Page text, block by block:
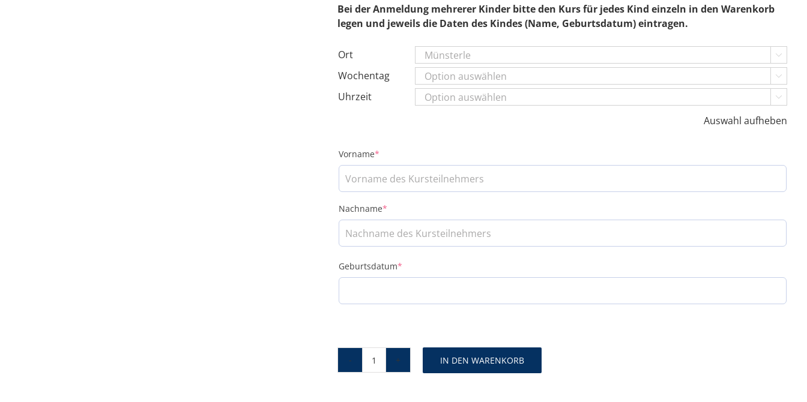
Bei der Anmeldung mehrerer Kinder bitte den Kurs für jedes Kind einzeln in den Warenkorb
legen und jeweils die Daten des Kindes (Name, Geburtsdatum) eintragen.
Ort 
Wochentag 
Uhrzeit 
Auswahl aufheben
Vorname*
Nachname*
Geburtsdatum*
Intensivkurs
IN DEN WARENKORB